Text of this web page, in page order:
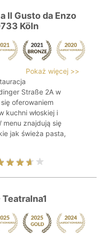
Il Gusto da Enzo
Köln
Pokaż więcej >>
Straße 2A w
oferowaniem
kuchni włoskiej i
menu znajdują się
jak świeża pasta,